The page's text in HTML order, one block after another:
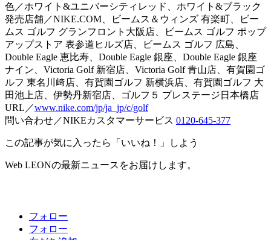
色／ホワイト&ユニバーシティレッド、ホワイト&ブラック
発売店舗／NIKE.COM、ビームス＆ウィンズ 有楽町、ビー
ムス ゴルフ グランフロント大阪店、ビームス ゴルフ ポップ
アップストア 表参道ヒルズ店、ビームス ゴルフ 広島、
Double Eagle 恵比寿、Double Eagle 銀座、Double Eagle 銀座
ナイン、Victoria Golf 新宿店、Victoria Golf 青山店、有賀園ゴ
ルフ 東名川﨑店、有賀園ゴルフ 新横浜店、有賀園ゴルフ 大
田池上店、伊勢丹新宿店、ゴルフ５ プレステージ日本橋店
URL／www.nike.com/jp/ja_jp/c/golf
問い合わせ／NIKEカスタマーサービス 0120-645-377
この記事が気に入ったら「いいね！」しよう
Web LEONの最新ニュースをお届けします。
フォロー
フォロー